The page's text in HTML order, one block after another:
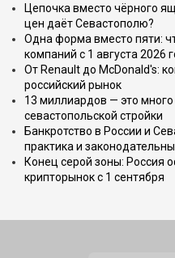
Цепочка вместо чёрного
цен даёт Севастополю?
Одна форма вместо пяти:
компаний с 1 августа 2026
От Renault до McDonald's:
российский рынок
13 миллиардов — это
севастопольской стройки
Банкротство в России и
практика и
Конец серой зоны: Россия
крипторынок с 1 сентября